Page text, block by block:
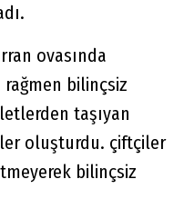
ovasında
bilinçsiz
taşıyan
oluşturdu. çiftçiler
bilinçsiz